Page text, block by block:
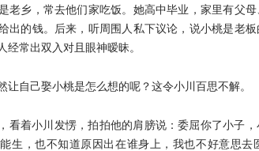
老乡，常去他们家吃饭。她高中毕业，家里有父
出的钱。后来，听周围人私下议论，说小桃是老
经常出双入对且眼神暧昧。
让自己娶小桃是怎么想的呢？这令小川百思不解。
看着小川发愣，拍拍他的肩膀说：委屈你了小子
生，也不知道原因出在谁身上，我也不好意思去